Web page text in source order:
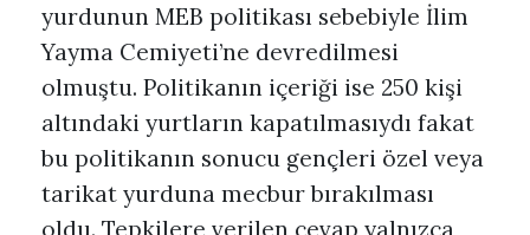
yurdunun MEB politikası sebebiyle İlim
Yayma Cemiyeti’ne devredilmesi
olmuştu. Politikanın içeriği ise 250 kişi
altındaki yurtların kapatılmasıydı fakat
bu politikanın sonucu gençleri özel veya
tarikat yurduna mecbur bırakılması
oldu. Tepkilere verilen cevap yalnızca